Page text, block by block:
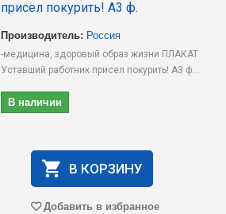
присел покурить! А3 ф.
Производитель: Россия
-медицина, здоровый образ жизни ПЛАКАТ
Уставший работник присел покурить! А3 ф...
В наличии
В КОРЗИНУ
Добавить в избранное